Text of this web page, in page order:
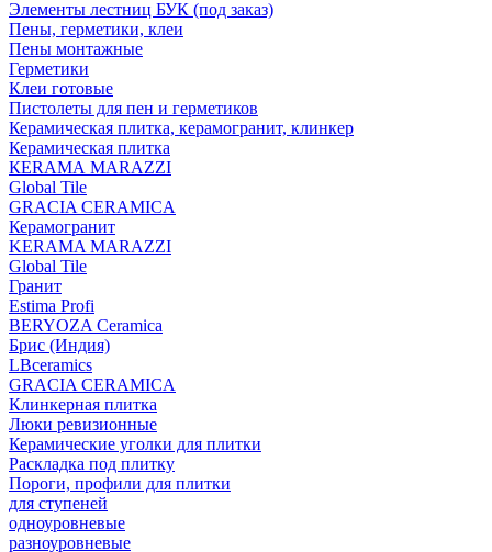
Элементы лестниц БУК (под заказ)
Пены, герметики, клеи
Пены монтажные
Герметики
Клеи готовые
Пистолеты для пен и герметиков
Керамическая плитка, керамогранит, клинкер
Керамическая плитка
КЕRАМА MARAZZI
Global Tile
GRACIA CERAMICA
Керамогранит
KERAMA MARAZZI
Global Tile
Гранит
Estima Profi
BERYOZA Ceramica
Брис (Индия)
LBceramics
GRACIA CERAMICA
Клинкерная плитка
Люки ревизионные
Керамические уголки для плитки
Раскладка под плитку
Пороги, профили для плитки
для ступеней
одноуровневые
разноуровневые